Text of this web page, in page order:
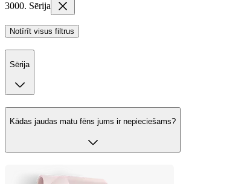
3000. Sērija
Notīrīt visus filtrus
Sērija
Kādas jaudas matu fēns jums ir nepieciešams?